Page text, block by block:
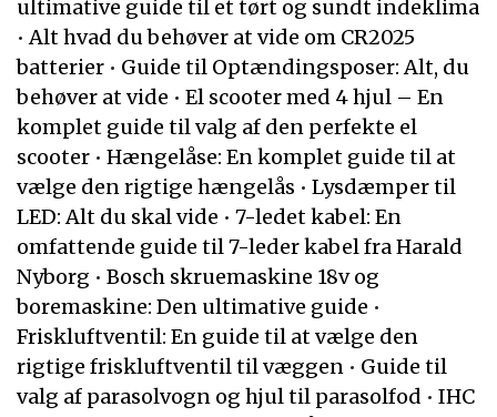
ultimative guide til et tørt og sundt indeklima
•Alt hvad du behøver at vide om CR2025
batterier • Guide til Optændingsposer: Alt, du
behøver at vide • El scooter med 4 hjul – En
komplet guide til valg af den perfekte el
scooter • Hængelåse: En komplet guide til at
vælge den rigtige hængelås • Lysdæmper til
LED: Alt du skal vide • 7-ledet kabel: En
omfattende guide til 7-leder kabel fra Harald
Nyborg • Bosch skruemaskine 18v og
boremaskine: Den ultimative guide •
Friskluftventil: En guide til at vælge den
rigtige friskluftventil til væggen • Guide til
valg af parasolvogn og hjul til parasolfod • IHC